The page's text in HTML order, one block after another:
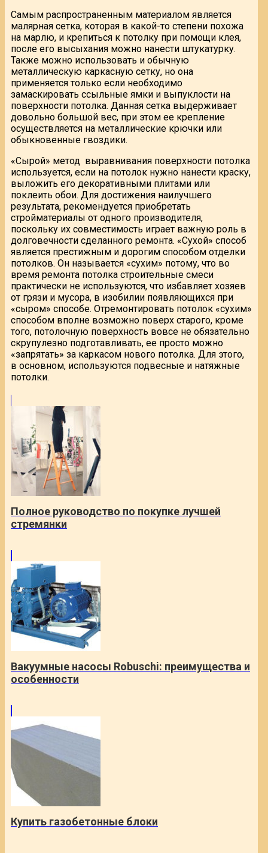
Самым распространенным материалом является
малярная сетка, которая в какой-то степени похожа
на марлю, и крепиться к потолку при помощи клея,
после его высыхания можно нанести штукатурку.
Также можно использовать и обычную
металлическую каркасную сетку, но она
применяется только если необходимо
замаскировать ссыльные ямки и выпуклости на
поверхности потолка. Данная сетка выдерживает
довольно большой вес, при этом ее крепление
осуществляется на металлические крючки или
обыкновенные гвоздики.
«Сырой» метод выравнивания поверхности потолка
используется, если на потолок нужно нанести краску,
выложить его декоративными плитами или
поклеить обои. Для достижения наилучшего
результата, рекомендуется приобретать
стройматериалы от одного производителя,
поскольку их совместимость играет важную роль в
долговечности сделанного ремонта. «Сухой» способ
является престижным и дорогим способом отделки
потолков. Он называется «сухим» потому, что во
время ремонта потолка строительные смеси
практически не используются, что избавляет хозяев
от грязи и мусора, в изобилии появляющихся при
«сыром» способе. Отремонтировать потолок «сухим»
способом вполне возможно поверх старого, кроме
того, потолочную поверхность вовсе не обязательно
скрупулезно подготавливать, ее просто можно
«запрятать» за каркасом нового потолка. Для этого,
в основном, используются подвесные и натяжные
потолки.
Полное руководство по покупке лучшей
стремянки
Вакуумные насосы Robuschi: преимущества и
особенности
Купить газобетонные блоки